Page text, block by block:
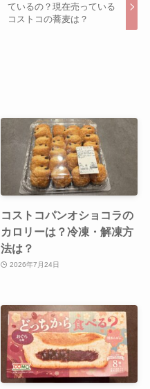
ているの？現在売っている
コストコの蕎麦は？
コストコパンオショコラの
カロリーは？冷凍・解凍方
法は？
2026年7月24日